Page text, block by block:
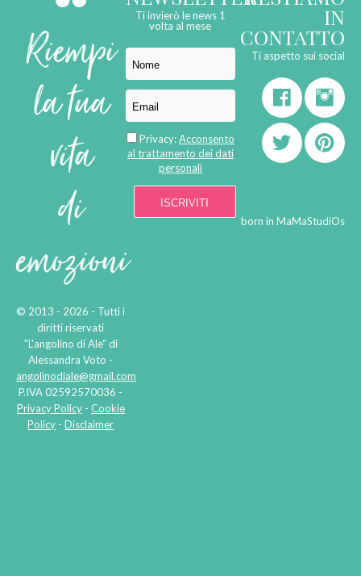
Riempi
la tua
vita
di
emozioni
© 2013 - 2026 - Tutti i
diritti riservati
"L'angolino di Ale" di
Alessandra Voto -
angolinodiale@gmail.com
P.IVA 02592570036 -
Privacy Policy- Cookie
Policy -Disclaimer
Ti invierò le news 1
volta al mese
Privacy:Acconsento
al trattamento dei dati
personali
IN
CONTATTO
Ti aspetto sui social
born in MaMaStudiOs